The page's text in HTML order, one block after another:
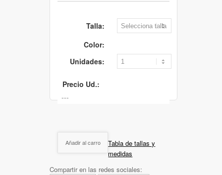
Talla:
Color:
Unidades:
Precio Ud.:
Añadir al carro
Tabla de tallas y
medidas
Compartir en las redes sociales: